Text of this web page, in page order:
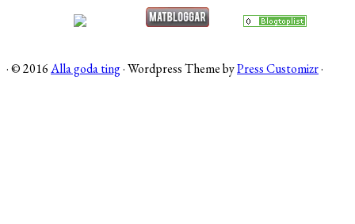
·© 2016Alla goda ting·Wordpress Theme byPress Customizr·